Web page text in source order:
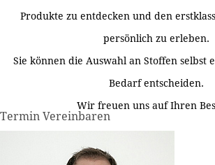
Produkte zu entdecken und den
persönlich zu erleben.
Sie können die Auswahl an Stoffen selbst
Bedarf entscheiden.
Wir freuen uns auf Ihren
Termin Vereinbaren